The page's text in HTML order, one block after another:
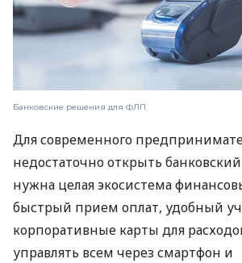
Банковские решения для ФЛП
Для современного
недостаточно открыть
нужна целая экосистема
быстрый прием оплат, удобный
корпоративные карты для
управлять всем через смартфон и